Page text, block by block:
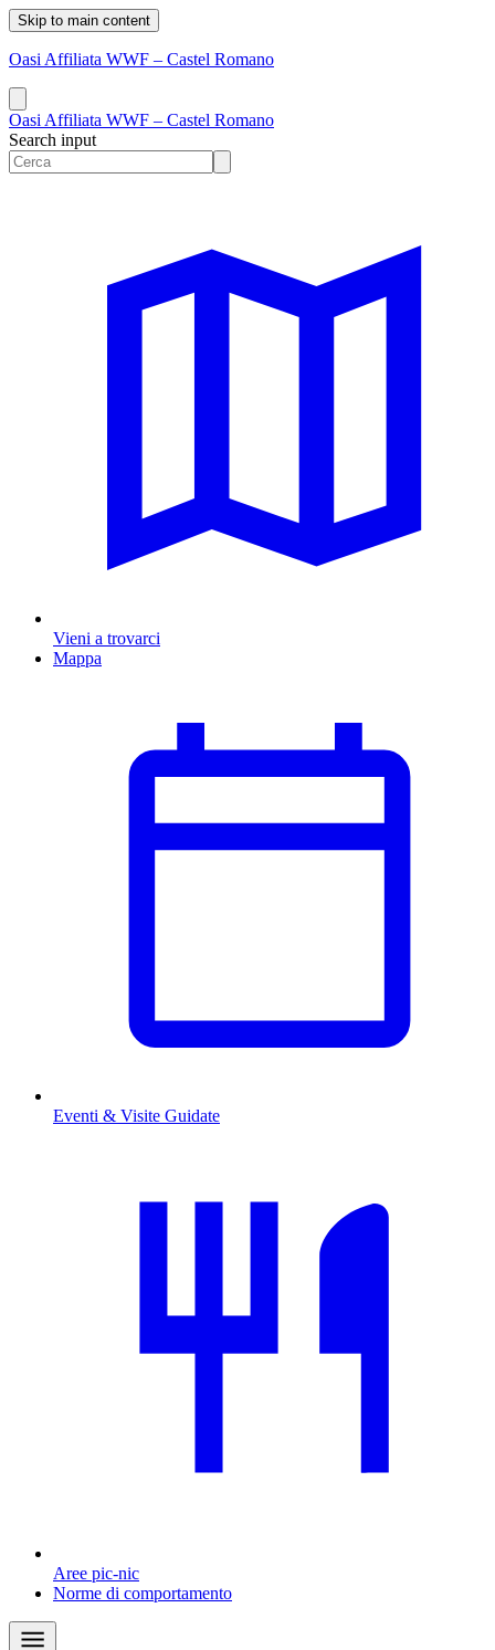
Skip to main content
Oasi Affiliata WWF – Castel Romano
Oasi Affiliata WWF – Castel Romano
Search input
Vieni a trovarci
Mappa
Eventi & Visite Guidate
Aree pic-nic
Norme di comportamento